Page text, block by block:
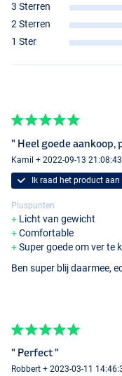
3 Sterren
2 Sterren
1 Ster
" Heel goede
Kamil + 2022-09-13 21:08:43
Ik raad het product aan
Pluspunten
Licht van gewicht
Comfortable
Super goede om ver te
Ben super blij daarmee,
" Perfect "
Robbert + 2023-03-11